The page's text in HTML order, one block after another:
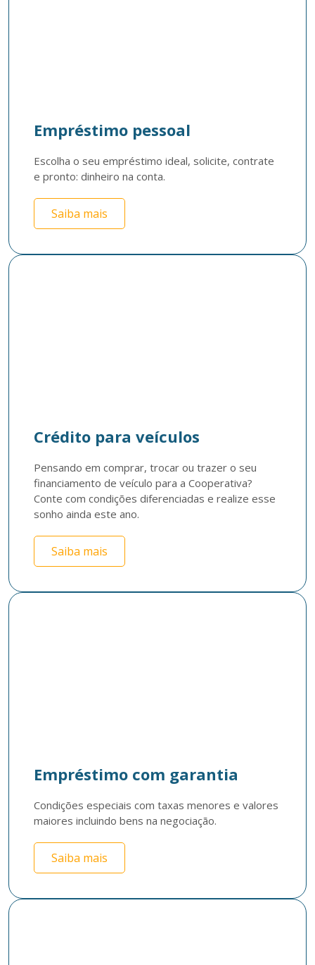
Empréstimo pessoal
Escolha o seu empréstimo ideal, solicite, contrate
e pronto: dinheiro na conta.
Saiba mais
Crédito para veículos
Pensando em comprar, trocar ou trazer o seu
financiamento de veículo para a Cooperativa?
Conte com condições diferenciadas e realize esse
sonho ainda este ano.
Saiba mais
Empréstimo com garantia
Condições especiais com taxas menores e valores
maiores incluindo bens na negociação.
Saiba mais